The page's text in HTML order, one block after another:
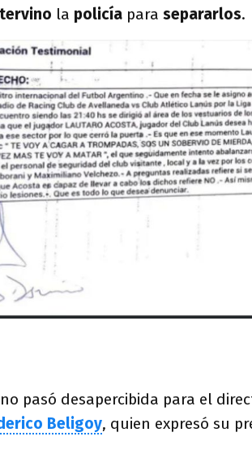
la policía para separarlos.
pasó desapercibida para el
Beligoy, quien expresó su